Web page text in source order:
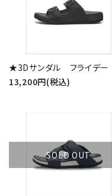
★3Dサンダル フライデー
13,200円(税込)
SOLD OUT